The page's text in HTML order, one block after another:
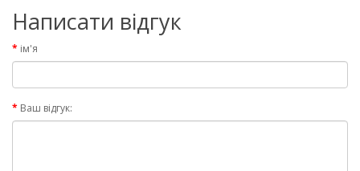
Написати відгук
ім'я
Ваш відгук: